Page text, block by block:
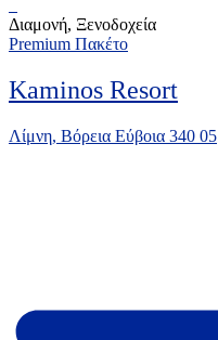
Διαμονή, Ξενοδοχεία
Premium Πακέτο
Kaminos Resort
Λίμνη, Βόρεια Εύβοια 340 05